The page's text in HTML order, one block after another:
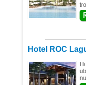
Hotel ROC